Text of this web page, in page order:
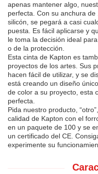
apenas mantener algo,
perfecta. Con su anchura
silicón, se pegará a casi
puesta. Es fácil aplicarse y
le toma la decisión ideal
o de la protección.
Esta cinta de Kapton es
proyectos de los artes. Sus
hacen fácil de utilizar, y se
está creando un diseño
de color a su proyecto, esta
perfecta.
Pida nuestro producto,
calidad de Kapton con el
en un paquete de 100 y se
un certificado del CE.
experimente su